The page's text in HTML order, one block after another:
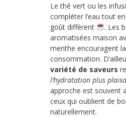
Le thé vert ou les
compléter l’eau tout
goût différent
. Les
aromatisées maison
menthe encouragent la
consommation.
variété de saveurs
l’hydratation plus
approche est souvent
ceux qui oublient de
naturellement.